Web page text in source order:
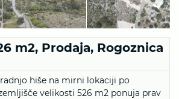
m2, Prodaja, Rogoznica
hiše na mirni lokaciji po
velikosti 526 m2 ponuja prav